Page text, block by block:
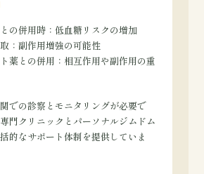
の併用時：低血糖リスクの増加
：副作用増強の可能性
薬との併用：相互作用や副作用の重
での診察とモニタリングが必要で
門クリニックとパーソナルジムドム
的なサポート体制を提供していま